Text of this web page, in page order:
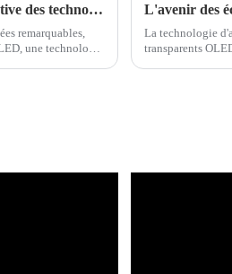
Mini LED, OLED et Micro LED : une analyse comparative des technologies d'affichage
remarquables,
une technologie
La technologie
transparents